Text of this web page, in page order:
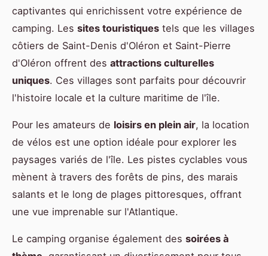
captivantes qui enrichissent votre expérience de
camping. Les sites touristiques tels que les villages
côtiers de Saint-Denis d'Oléron et Saint-Pierre
d'Oléron offrent des attractions culturelles
uniques. Ces villages sont parfaits pour découvrir
l'histoire locale et la culture maritime de l'île.
Pour les amateurs de loisirs en plein air, la location
de vélos est une option idéale pour explorer les
paysages variés de l'île. Les pistes cyclables vous
mènent à travers des forêts de pins, des marais
salants et le long de plages pittoresques, offrant
une vue imprenable sur l'Atlantique.
Le camping organise également des soirées à